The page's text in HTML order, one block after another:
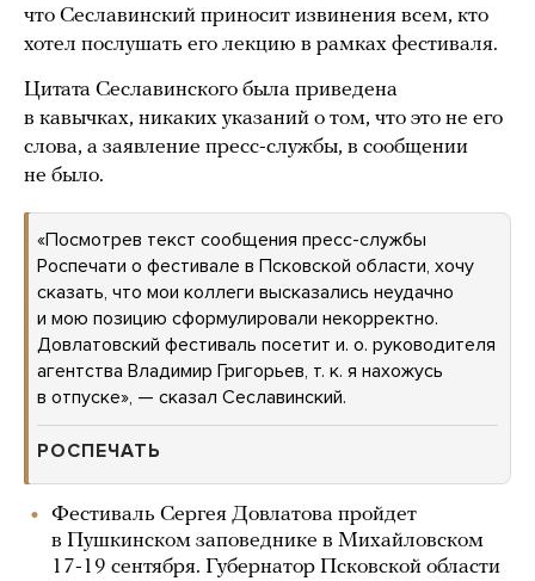
что Сеславинский приносит извинения всем, кто
хотел послушать его лекцию в рамках фестиваля.
Цитата Сеславинского была приведена
в кавычках, никаких указаний о том, что это не его
слова, а заявление пресс-службы, в сообщении
не было.
«Посмотрев текст сообщения пресс-службы
Роспечати о фестивале в Псковской области, хочу
сказать, что мои коллеги высказались неудачно
и мою позицию сформулировали некорректно.
Довлатовский фестиваль посетит и. о. руководителя
агентства Владимир Григорьев, т. к. я нахожусь
в отпуске», — сказал Сеславинский.
РОСПЕЧАТЬ
Фестиваль Сергея Довлатова пройдет
в Пушкинском заповеднике в Михайловском
17-19 сентября. Губернатор Псковской области